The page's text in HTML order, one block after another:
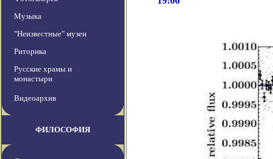
Музыка
"Неизвестные" музеи
Риторика
Русские храмы и
монастыри
Видеоархив
ФИЛОСОФИЯ